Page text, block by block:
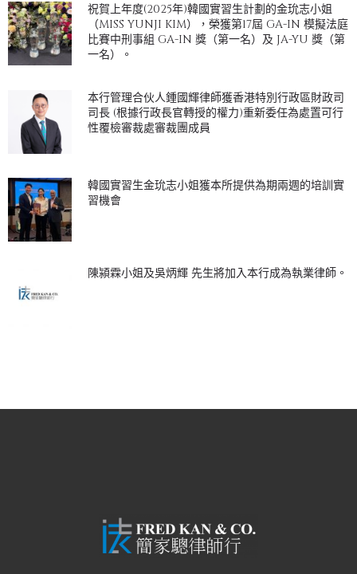
祝賀上年度(2025年)韓國實習生計劃的金玧志小姐
（MISS YUNJI KIM），榮獲第17屆 GA-IN 模擬法庭
比賽中刑事組 GA-IN 獎（第一名）及 JA-YU 獎（第
一名）。
本行管理合伙人鍾國輝律師獲香港特別行政區財政司
司長 (根據行政長官轉授的權力)重新委任為處置可行
性覆檢審裁處審裁團成員
韓國實習生金玧志小姐獲本所提供為期兩週的培訓實
習機會
陳潁霖小姐及吳炳輝 先生將加入本行成為執業律師。